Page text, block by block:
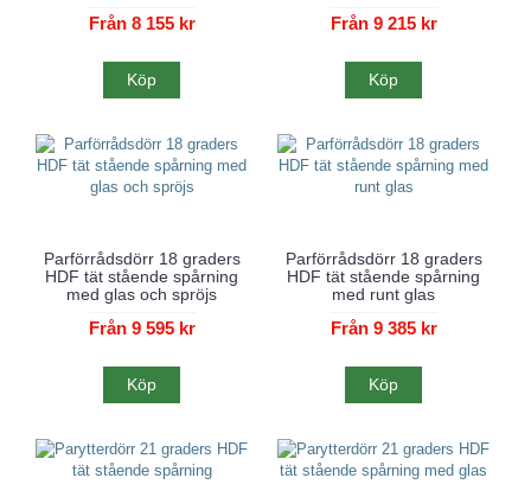
Från 8 155 kr
Köp
Från 9 215 kr
Köp
Parförrådsdörr 18 graders
HDF tät stående spårning
med glas och spröjs
Från 9 595 kr
Köp
Parförrådsdörr 18 graders
HDF tät stående spårning
med runt glas
Från 9 385 kr
Köp